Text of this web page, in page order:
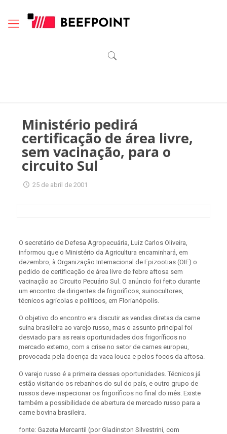
Ministério pedirá
certificação de área livre,
sem vacinação, para o
circuito Sul
25 de abril de 2001
O secretário de Defesa Agropecuária, Luiz Carlos Oliveira,
informou que o Ministério da Agricultura encaminhará, em
dezembro, à Organização Internacional de Epizootias (OIE) o
pedido de certificação de área livre de febre aftosa sem
vacinação ao Circuito Pecuário Sul. O anúncio foi feito durante
um encontro de dirigentes de frigoríficos, suinocultores,
técnicos agrícolas e políticos, em Florianópolis.
O objetivo do encontro era discutir as vendas diretas da carne
suína brasileira ao varejo russo, mas o assunto principal foi
desviado para as reais oportunidades dos frigoríficos no
mercado externo, com a crise no setor de carnes europeu,
provocada pela doença da vaca louca e pelos focos da aftosa.
O varejo russo é a primeira dessas oportunidades. Técnicos já
estão visitando os rebanhos do sul do país, e outro grupo de
russos deve inspecionar os frigoríficos no final do mês. Existe
também a possibilidade de abertura de mercado russo para a
carne bovina brasileira.
fonte: Gazeta Mercantil (por Gladinston Silvestrini, com